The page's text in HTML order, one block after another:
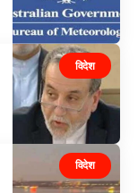
विदेश
विदेश